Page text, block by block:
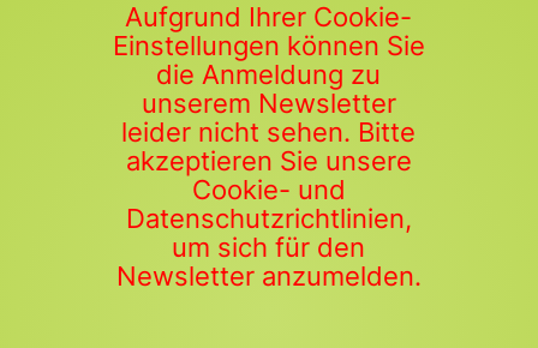
Aufgrund Ihrer Cookie-
Einstellungen können Sie
die Anmeldung zu
unserem Newsletter
leider nicht sehen. Bitte
akzeptieren Sie unsere
Cookie- und
Datenschutzrichtlinien,
um sich für den
Newsletter anzumelden.